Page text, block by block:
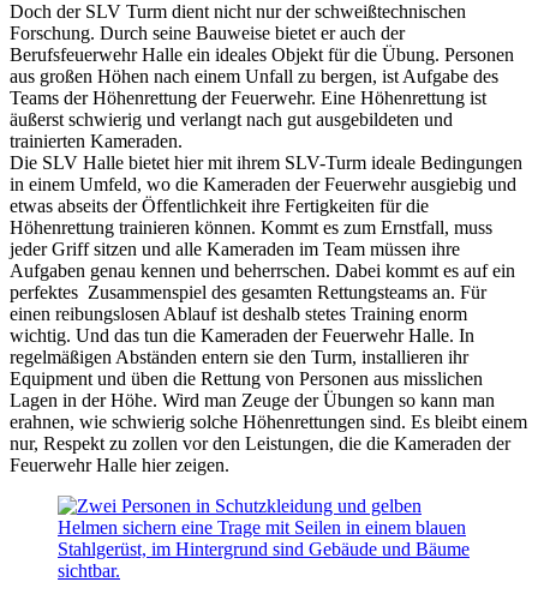
Doch der SLV Turm dient nicht nur der schweißtechnischen
Forschung. Durch seine Bauweise bietet er auch der
Berufsfeuerwehr Halle ein ideales Objekt für die Übung. Personen
aus großen Höhen nach einem Unfall zu bergen, ist Aufgabe des
Teams der Höhenrettung der Feuerwehr. Eine Höhenrettung ist
äußerst schwierig und verlangt nach gut ausgebildeten und
trainierten Kameraden.
Die SLV Halle bietet hier mit ihrem SLV-Turm ideale Bedingungen
in einem Umfeld, wo die Kameraden der Feuerwehr ausgiebig und
etwas abseits der Öffentlichkeit ihre Fertigkeiten für die
Höhenrettung trainieren können. Kommt es zum Ernstfall, muss
jeder Griff sitzen und alle Kameraden im Team müssen ihre
Aufgaben genau kennen und beherrschen. Dabei kommt es auf ein
perfektes Zusammenspiel des gesamten Rettungsteams an. Für
einen reibungslosen Ablauf ist deshalb stetes Training enorm
wichtig. Und das tun die Kameraden der Feuerwehr Halle. In
regelmäßigen Abständen entern sie den Turm, installieren ihr
Equipment und üben die Rettung von Personen aus misslichen
Lagen in der Höhe. Wird man Zeuge der Übungen so kann man
erahnen, wie schwierig solche Höhenrettungen sind. Es bleibt einem
nur, Respekt zu zollen vor den Leistungen, die die Kameraden der
Feuerwehr Halle hier zeigen.